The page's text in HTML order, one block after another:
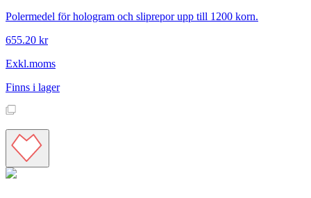
Polermedel för hologram och sliprepor upp till 1200 korn.
655.20 kr
Exkl.moms
Finns i lager